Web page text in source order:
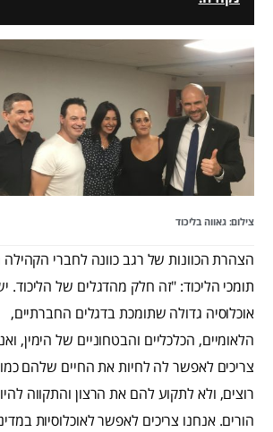
צילום: גאווה בליכוד
הצהרת הכוונות של רגב כוונה לחברי
תומכי הליכוד: "זה חלק מהדגלים של הליכוד.
אוכלוסיה גדולה שתומכת בדגלים החברתיים,
הלאומיים, הכלכליים והבטחוניים של הימין,
צריכים לאפשר לה לחיות את החיים שלהם
רוצים, ולא לתקוע להם את הרצון והתקווה
הורים. אנחנו צריכים לאפשר לאוכלוסיות